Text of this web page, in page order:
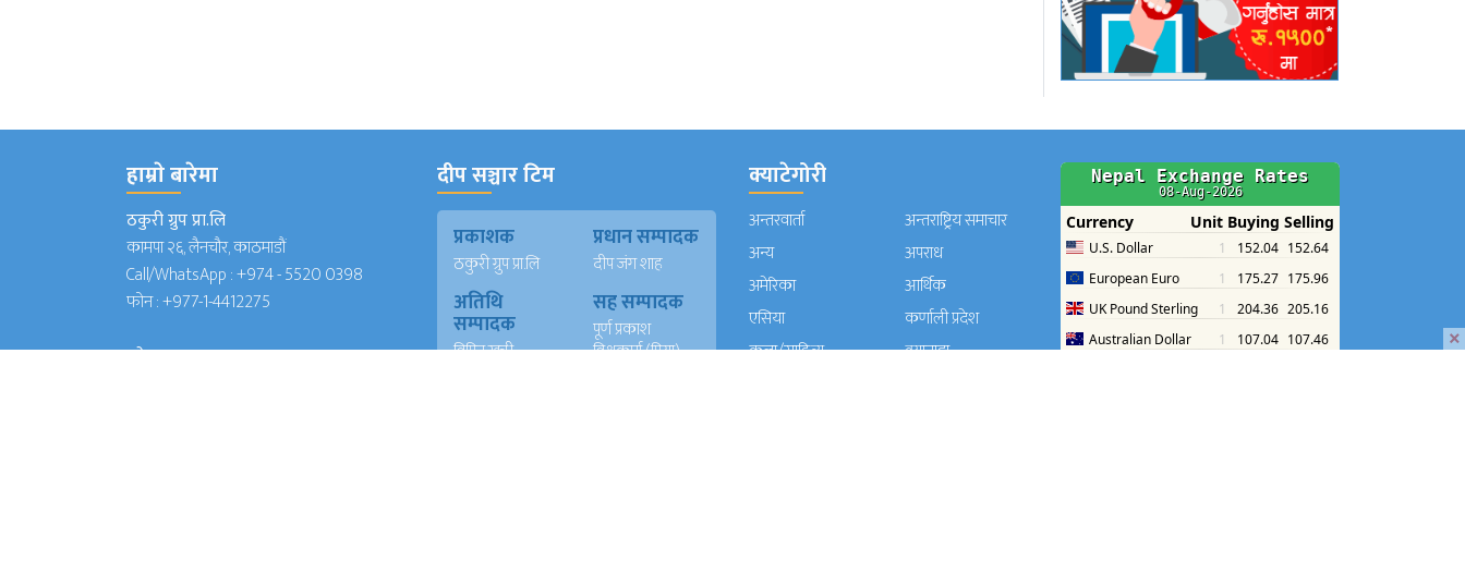
हाम्राे बारेमा
ठकुरी ग्रुप प्रा.लि
कामपा २६, लैनचौर, काठमाडौं
Call/WhatsApp :+974 - 5520 0398
फोन :+977-1-4412275
इमेल
दीप सञ्चार टिम
प्रकाशक
ठकुरी ग्रुप प्रा.लि
प्रधान सम्पादक
दीप जंग शाह
अतिथि
सम्पादक
विपिन खत्री
सह सम्पादक
पूर्ण प्रकाश
विश्वकर्मा (प्रिया)
क्याटेगोरी
अन्तरवार्ता
अन्तराष्ट्रिय समाचार
अन्य
अपराध
अमेरिका
आर्थिक
एसिया
कर्णाली प्रदेश
कला/साहित्य
क्यानाडा
×